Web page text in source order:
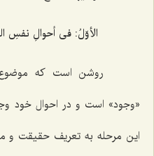
الأوّلُ: فی أحوالِ نفسِ
روشن است که
«وجود» است و در احوال خود
این مرحله به تعریف حقیقت و